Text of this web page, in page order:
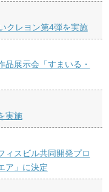
クレヨン第4弾を実施
品展示会「すまいる・
実施
ィスビル共同開発プロ
ア」に決定